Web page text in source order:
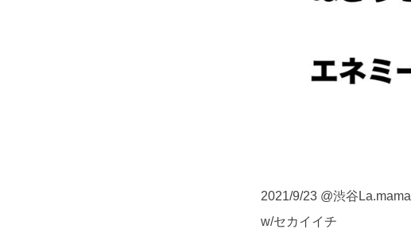
2021/9/23 @渋谷La.mama
w/セカイイチ